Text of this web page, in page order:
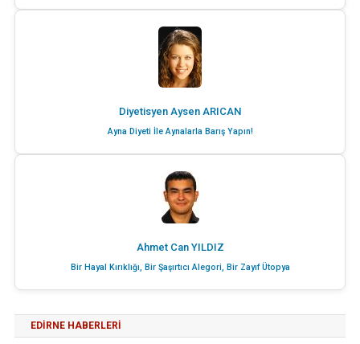
Diyetisyen Aysen ARICAN
Ayna Diyeti İle Aynalarla Barış Yapın!
Ahmet Can YILDIZ
Bir Hayal Kırıklığı, Bir Şaşırtıcı Alegori, Bir Zayıf Ütopya
EDIRNE HABERLERI